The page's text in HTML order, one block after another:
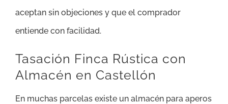
aceptan sin objeciones y que el comprador
entiende con facilidad.
Tasación Finca Rústica con
Almacén en Castellón
En muchas parcelas existe un almacén para aperos